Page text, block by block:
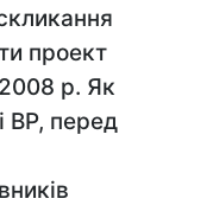
проект
р. Як
ВР, перед